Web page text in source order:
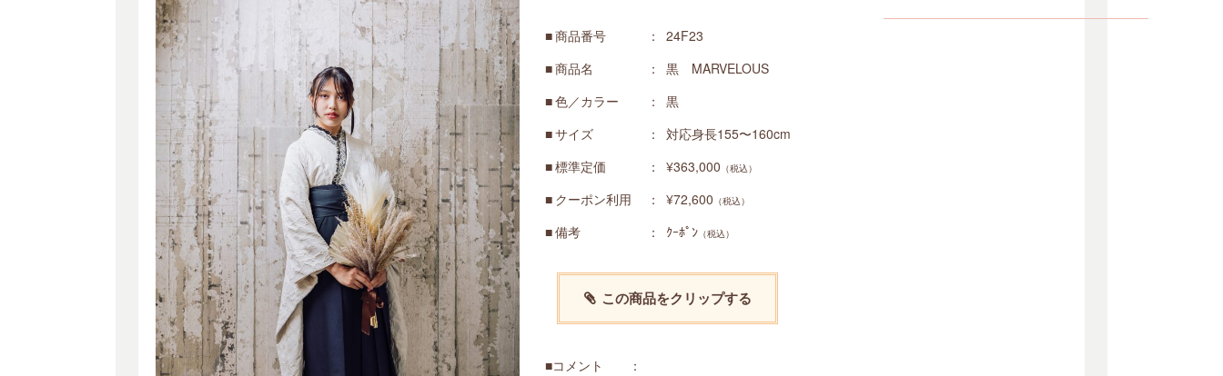
商品番号
24F23
商品名
黒 MARVELOUS
色／カラー
黒
サイズ
対応身長155〜160cm
標準定価
¥363,000 （税込）
クーポン利用 ¥72,600 （税込）
備考 ｸｰﾎﾟﾝ（税込）
この商品をクリップする
■コメント ：